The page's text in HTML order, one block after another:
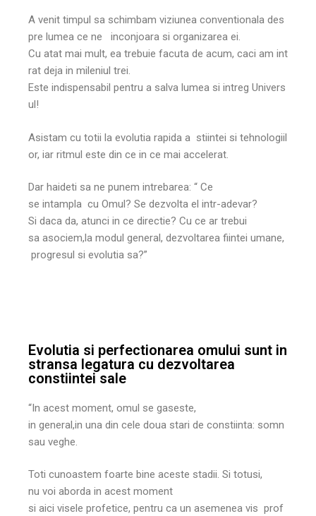
A venit timpul sa schimbam viziunea conventionala des
pre lumea ce ne inconjoara si organizarea ei.
Cu atat mai mult, ea trebuie facuta de acum, caci am int
rat deja in mileniul trei.
Este indispensabil pentru a salva lumea si intreg Univers
ul!
Asistam cu totii la evolutia rapida a stiintei si tehnologiil
or, iar ritmul este din ce in ce mai accelerat.
Dar haideti sa ne punem intrebarea: “ Ce
se intampla cu Omul? Se dezvolta el intr-adevar?
Si daca da, atunci in ce directie? Cu ce ar trebui
sa asociem,la modul general, dezvoltarea fiintei umane,
progresul si evolutia sa?”
Evolutia si perfectionarea omului sunt in
stransa legatura cu dezvoltarea
constiintei sale
“In acest moment, omul se gaseste,
in general,in una din cele doua stari de constiinta: somn
sau veghe.
Toti cunoastem foarte bine aceste stadii. Si totusi,
nu voi aborda in acest moment
si aici visele profetice, pentru ca un asemenea vis prof